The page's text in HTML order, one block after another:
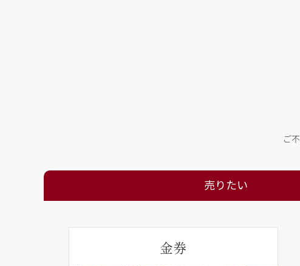
ご
売りたい
金券